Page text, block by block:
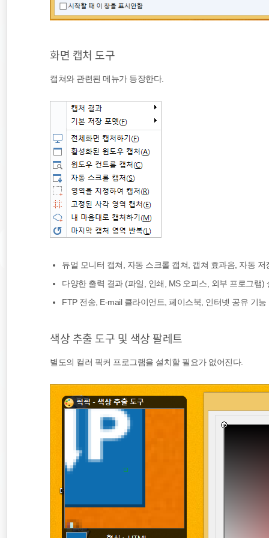
화면 캡처 도구
캡쳐와 관련된 메뉴가 등장한다.
듀얼 모니터 캡쳐, 자동 스크롤 캡쳐, 캡쳐 효과음, 자동 저
다양한 출력 결과 (파일, 인쇄, MS 오피스, 외부 프로그램)
FTP 전송, E-mail 클라이언트, 페이스북, 인터넷 공유 기능
색상 추출 도구 및 색상 팔레트
별도의 컬러 픽커 프로그램을 설치할 필요가 없어진다.